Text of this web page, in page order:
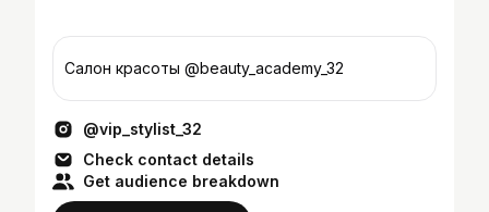
Салон красоты @beauty_academy_32
@vip_stylist_32
Check contact details
Get audience breakdown